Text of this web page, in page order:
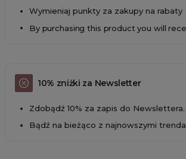
Wymieniaj punkty za zakupy na rabaty
By purchasing this product you will
10% zniżki za Newsletter
Zdobądź 10% za zapis do Newslettera.
Bądź na bieżąco z najnowszymi